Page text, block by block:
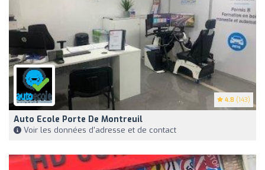
4.8 (143)
Auto Ecole Porte De Montreuil
Voir les données d'adresse et de contact